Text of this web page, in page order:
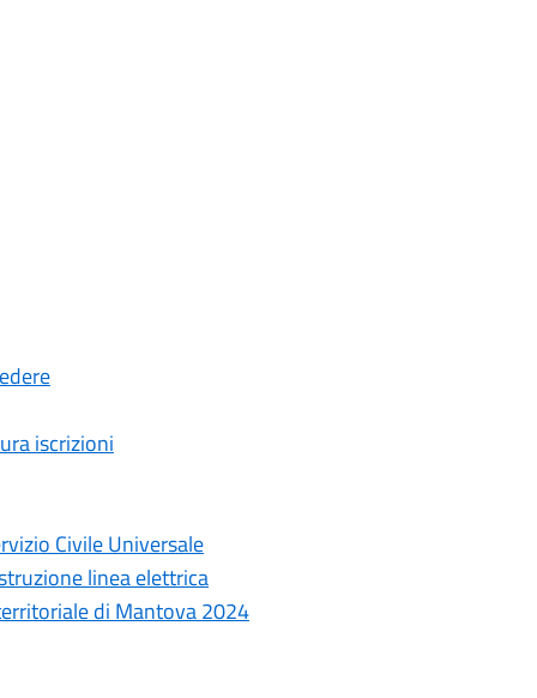
iscrizioni
Civile Universale
linea elettrica
di Mantova 2024